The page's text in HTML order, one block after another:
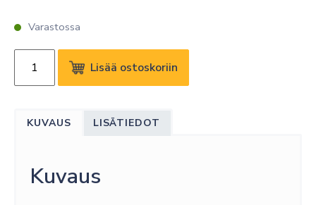
Varastossa
POWEREDGE
BASIC
Lisää ostoskoriin
KUVAUS LISÄTIEDOT
Kuvaus